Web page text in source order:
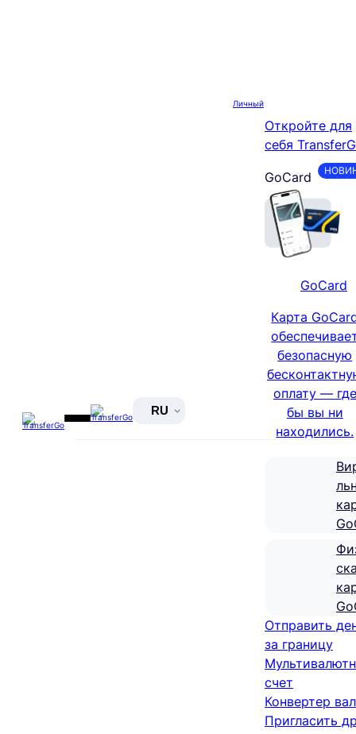
RU
Личный
Откройте для
себя
GoCard
GoCard
Карта
безопасную
оплату — где
бы вы ни
находились.
Отправить
за границу
счет
Конвертер
Пригласить